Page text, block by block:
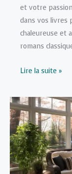
et votre
dans vos livres
chaleureuse et
romans
Comment
une
bibliothèque
personnalisée
dans
son
salon
Lire la suite »